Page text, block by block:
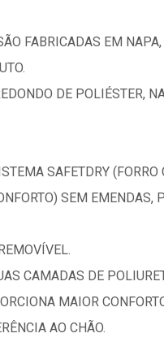
FABRICADAS EM
DE POLIÉSTER,
SAFETDRY
SEM EMENDAS,
CAMADAS DE
MAIOR
AO CHÃO.